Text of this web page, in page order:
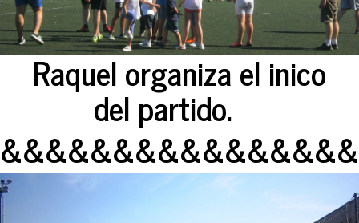
Raquel organiza el inico
del partido.